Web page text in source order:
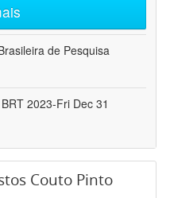
de Pesquisa
2023-Fri Dec 31
Couto Pinto